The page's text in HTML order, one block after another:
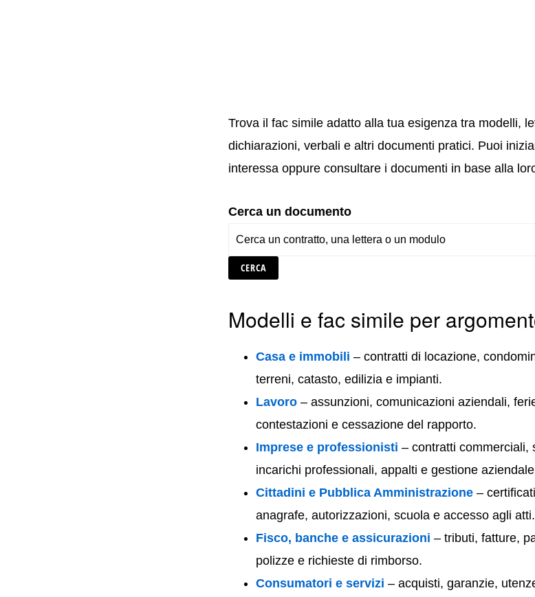
Trova il fac simile adatto alla tua esigenza tra modelli,
dichiarazioni, verbali e altri documenti pratici. Puoi
interessa oppure consultare i documenti in base alla
Cerca un documento
CERCA
Modelli e fac simile per
Casa e immobili – contratti di locazione,
terreni, catasto, edilizia e impianti.
Lavoro – assunzioni, comunicazioni aziendali,
contestazioni e cessazione del rapporto.
Imprese e professionisti – contratti commerciali,
incarichi professionali, appalti e gestione
Cittadini e Pubblica Amministrazione –
anagrafe, autorizzazioni, scuola e accesso agli atti.
Fisco, banche e assicurazioni – tributi, fatture,
polizze e richieste di rimborso.
Consumatori e servizi – acquisti, garanzie,